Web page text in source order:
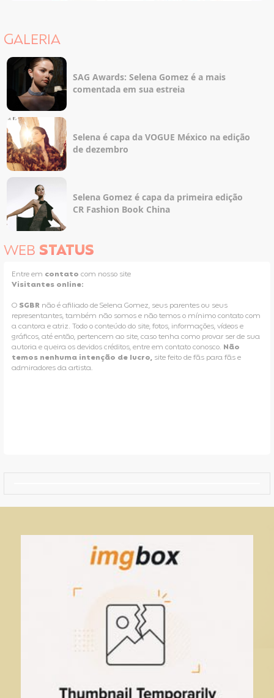
GALERIA
SAG Awards: Selena Gomez é a mais
comentada em sua estreia
Selena é capa da VOGUE México na edição
de dezembro
Selena Gomez é capa da primeira edição
CR Fashion Book China
WEB STATUS
Entre em contato com nosso site
Visitantes online:
O SGBR não é afiliado de Selena Gomez, seus parentes ou seus
representantes, também não somos e não temos o mínimo contato com
a cantora e atriz. Todo o conteúdo do site, fotos, informações, vídeos e
gráficos, até então, pertencem ao site, caso tenha como provar ser de sua
autoria e queira os devidos créditos, entre em contato conosco. Não
temos nenhuma intenção de lucro, site feito de fãs para fãs e
admiradores da artista.